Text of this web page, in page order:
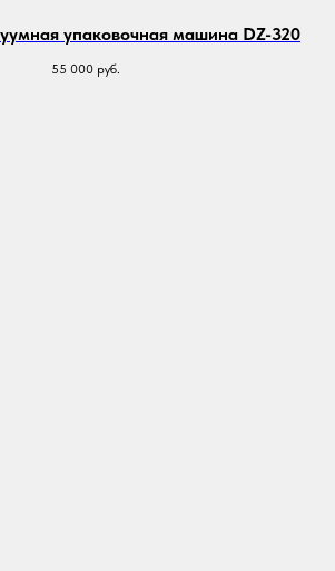
упаковочная машина DZ-320
55 000 руб.